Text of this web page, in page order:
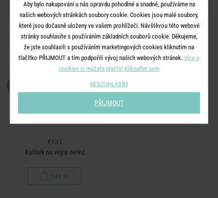
DALŠÍ PRODUKTY ZE SÉRIE
EGG
Kalíšek na vejce nerez
149 Kč
Aby bylo nakupování u nás opravdu pohodlné a snadné, používáme na
našich webových stránkách soubory cookie. Cookies jsou malé soubory,
které jsou dočasně uloženy ve vašem prohlížeči. Návštěvou této webové
stránky souhlasíte s používáním základních souborů cookie. Děkujeme,
že jste souhlasili s používáním marketingových cookies kliknutím na
tlačítko PŘIJMOUT a tím podpořili vývoj našich webových stránek. Více o
cookies si můžete přečíst kliknutím sem
NESOUHLASÍM
PŘIJMOUT